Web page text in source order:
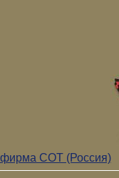
фирма СОТ (Россия)